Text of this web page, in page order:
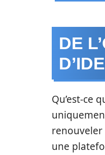
DE
Qu’est-ce
renouveler
une